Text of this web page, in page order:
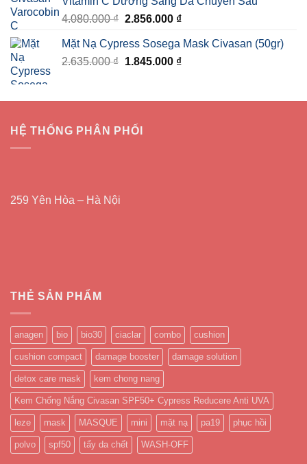
890.000 ₫.là:
710.000 ₫.
4.080.000₫ Giá
là:
4.080.000 ₫.
2.856.000 ₫Giá
tại
là:
Mặt Nạ Cypress Sosega Mask Civasan (50gr)
2.635.000₫ Giá
2.635.000 ₫.
1.845.000 ₫Giá
là:
HỆ THỐNG PHÂN PHỐI
259 Yên Hòa – Hà Nội
THẺ SẢN PHẨM
anagen bio bio30 ciaclar combo cushion
cushion compact damage booster damage solution
detox care mask kem chong nang
Kem Chống Nắng Civasan SPF50+ Cypress Reducere Anti UVA
leze mask MASQUE mini mặt nạ pa19 phục hồi
polvo spf50 tẩy da chết WASH-OFF